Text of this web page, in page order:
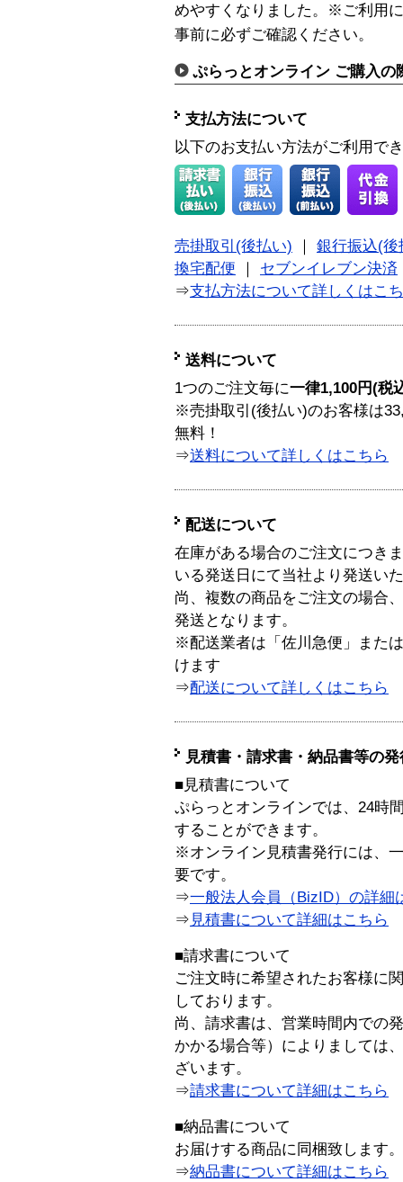
めやすくなりました。※ご利用
事前に必ずご確認ください。
ぷらっとオンライン ご購入の
支払方法について
以下のお支払い方法がご利用で
売掛取引(後払い)
銀行振込(後
換宅配便
セブンイレブン決済
⇒支払方法について詳しくはこ
送料について
1つのご注文毎に一律1,100円(税
※売掛取引(後払い)のお客様は
無料！
⇒送料について詳しくはこちら
配送について
在庫がある場合のご注文につき
いる発送日にて当社より発送い
尚、複数の商品をご注文の場合
発送となります。
※配送業者は「佐川急便」また
けます
⇒配送について詳しくはこちら
見積書・請求書・納品書等の
■見積書について
ぷらっとオンラインでは、24時
することができます。
※オンライン見積書発行には、
要です。
⇒一般法人会員（BizID）の詳細
⇒ 見積書について詳細はこちら
■請求書について
ご注文時に希望されたお客様に
しております。
尚、請求書は、営業時間内での
かかる場合等）によりましては
ざいます。
⇒請求書について詳細はこちら
■納品書について
お届けする商品に同梱致します。
⇒納品書について詳細はこちら